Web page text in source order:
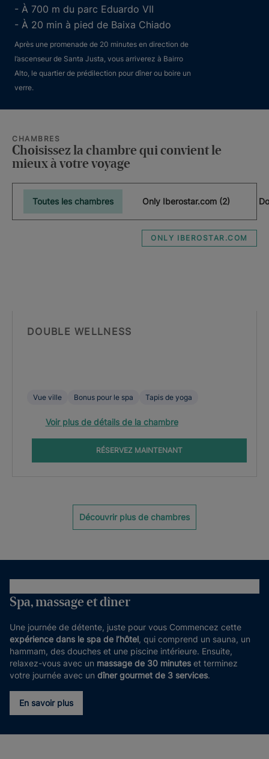
- À 700 m du parc Eduardo VII
- À 20 min à pied de Baixa Chiado
Après une promenade de 20 minutes en direction de
l’ascenseur de Santa Justa, vous arriverez à Bairro
Alto, le quartier de prédilection pour dîner ou boire un
verre.
CHAMBRES
Choisissez la chambre qui convient le
mieux à votre voyage
Toutes les chambres Only Iberostar.com (2)
ONLY IBEROSTAR.COM
DOUBLE WELLNESS
Vue ville Bonus pour le spa Tapis de yoga
Voir plus de détails de la chambre
RÉSERVEZ MAINTENANT
Découvrir plus de chambres
Spa, massage et dîner
Une journée de détente, juste pour vous Commencez cette
expérience dans le spa de l’hôtel, qui comprend un sauna, un
hammam, des douches et une piscine intérieure. Ensuite,
relaxez-vous avec un massage de 30 minutes et terminez
votre journée avec un dîner gourmet de 3 services.
En savoir plus